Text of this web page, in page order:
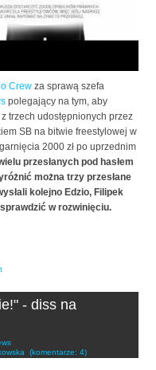
Crew za sprawą szefa
polegający na tym, aby
trzech udostępnionych przez
SB na bitwie freestylowej w
2000 zł po uprzednim
przesłanych pod hasłem
można trzy przesłane
kolejno Edzio, Filipek
w rozwinięciu.
- diss na
(komentarze: 4)